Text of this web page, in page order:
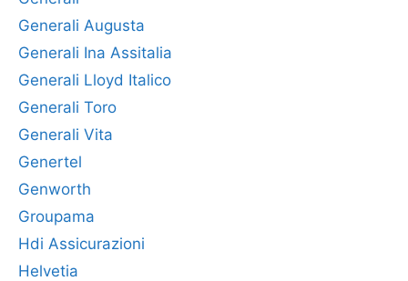
Generali Augusta
Generali Ina Assitalia
Generali Lloyd Italico
Generali Toro
Generali Vita
Genertel
Genworth
Groupama
Hdi Assicurazioni
Helvetia